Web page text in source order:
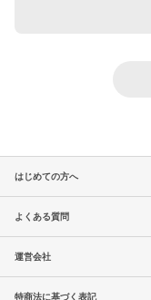
はじめての方へ
よくある質問
運営会社
特商法に基づく表記